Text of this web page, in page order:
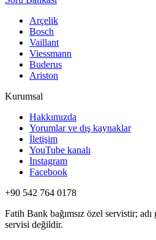
Arçelik
Bosch
Vaillant
Viessmann
Buderus
Ariston
Kurumsal
Hakkımızda
Yorumlar ve dış kaynaklar
İletişim
YouTube kanalı
Instagram
Facebook
+90 542 764 0178
Fatih Bank bağımsız özel servistir;
servisi değildir.